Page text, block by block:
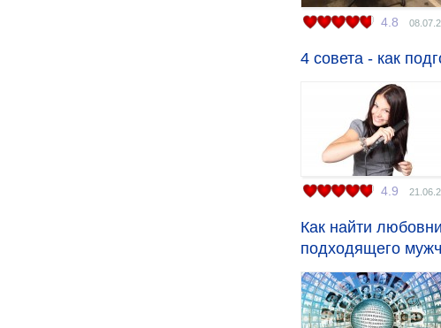
4.8
4 совета - как
4.9
Как найти
подходящего